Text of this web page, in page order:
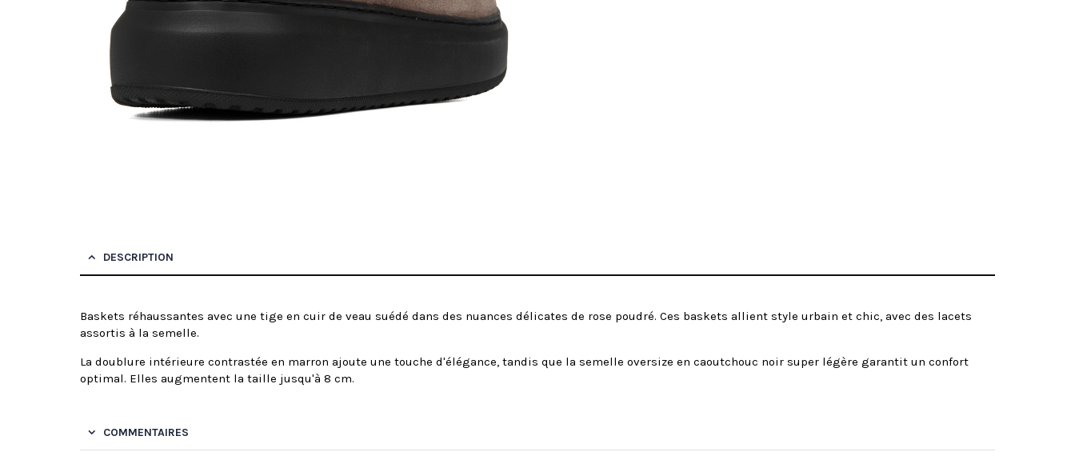
DESCRIPTION
Baskets réhaussantes avec une tige en cuir de veau suédé dans des nuances délicates de rose poudré. Ces baskets allient style urbain et chic, avec des lacets
assortis à la semelle.
La doublure intérieure contrastée en marron ajoute une touche d'élégance, tandis que la semelle oversize en caoutchouc noir super légère garantit un confort
optimal. Elles augmentent la taille jusqu'à 8 cm.
COMMENTAIRES